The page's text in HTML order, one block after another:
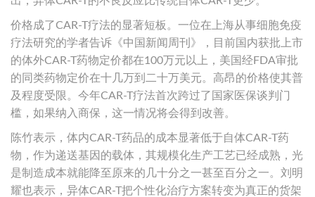
价格成了CAR-T疗法的显著短板。一位在上海从事细胞免疫
疗法研究的学者告诉《中国新闻周刊》，目前国内获批上市
的体外CAR-T药物定价都在100万元以上，美国经FDA审批
的同类药物定价在十几万到二十万美元。高昂的价格使其普
及程度受限。今年CAR-T疗法首次跨过了国家医保谈判门
槛，如果纳入商保，这一情况将会得到改善。
陈竹表示，体内CAR-T药品的成本显著低于自体CAR-T药
物，作为递送基因的载体，其规模化生产工艺已经成熟，光
是制造成本就能降至原来的几十分之一甚至百分之一。刘明
耀也表示，异体CAR-T把个性化治疗方案转变为真正的货架